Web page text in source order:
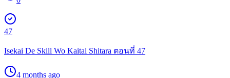
47
Isekai De Skill Wo Kaitai Shitara ตอนที่ 47
4 months ago